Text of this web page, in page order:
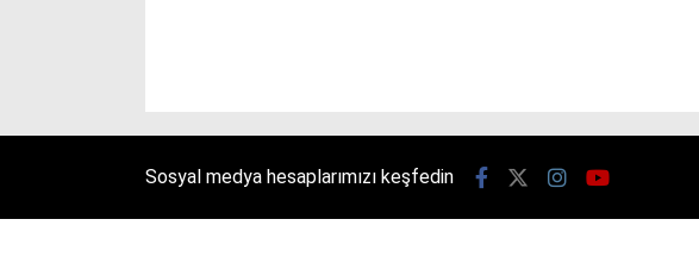
Sosyal medya hesaplarımızı keşfedin